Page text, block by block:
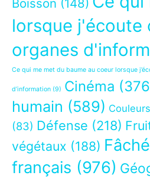
Boisson (148)
lorsque j'écoute
organes
Ce qui me met du baume au coeur lorsque
d’information (9) Cinéma
humain (589) Couleurs
(83) Défense (218)
végétaux (188)
français (976)